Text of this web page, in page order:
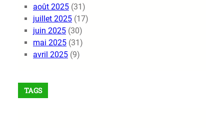
août 2025 (31)
juillet 2025 (17)
juin 2025 (30)
mai 2025 (31)
avril 2025 (9)
TAGS